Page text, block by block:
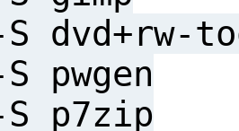
S dvd+rw-
pwgen
S p7zip